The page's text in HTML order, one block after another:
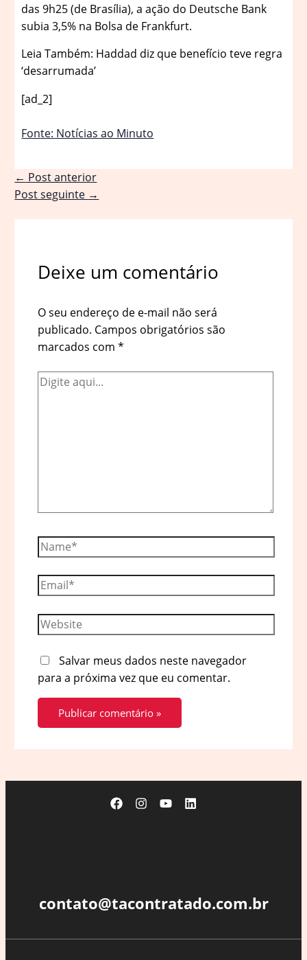
das 9h25 (de Brasília), a ação do Deutsche Bank
subia 3,5% na Bolsa de Frankfurt.
Leia Também: Haddad diz que benefício teve regra
‘desarrumada’
[ad_2]
Fonte: Notícias ao Minuto
← Post anterior
Post seguinte →
Deixe um comentário
O seu endereço de e-mail não será
publicado. Campos obrigatórios são
marcados com *
Digite
Name*
Email*
Website
Salvar meus dados neste navegador
para a próxima vez que eu comentar.
contato@tacontratado.com.br